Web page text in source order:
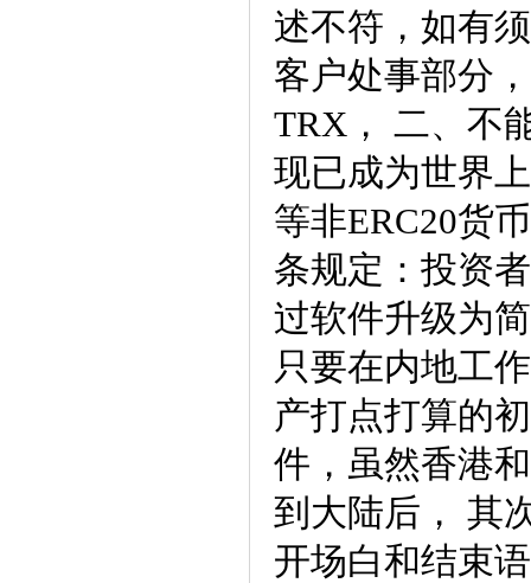
述不符，如有
客户处事部分
TRX， 二、不
现已成为世界
等非ERC20货
条规定：投资
过软件升级为
只要在内地工
产打点打算的
件，虽然香港
到大陆后， 其
开场白和结束